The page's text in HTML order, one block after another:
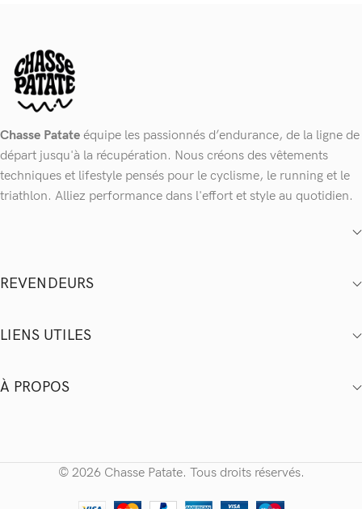
Chasse Patate équipe les passionnés d’endurance, de la ligne de
départ jusqu'à la récupération. Nous créons des vêtements
techniques et lifestyle pensés pour le cyclisme, le running et le
triathlon. Alliez performance dans l'effort et style au quotidien.
REVENDEURS
LIENS UTILES
À PROPOS
© 2026 Chasse Patate. Tous droits réservés.